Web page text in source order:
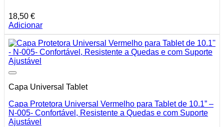
18,50 €
Adicionar
Capa Universal Tablet
Capa Protetora Universal Vermelho para Tablet de 10.1” –
N-005- Confortável, Resistente a Quedas e com Suporte
Ajustável